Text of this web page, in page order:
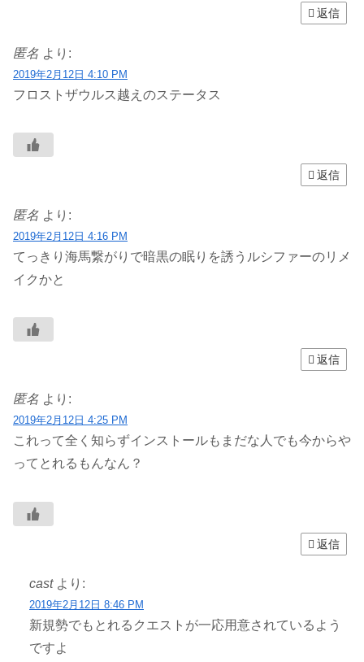
返信
匿名 より:
2019年2月12日 4:10 PM
フロストザウルス越えのステータス
返信
匿名 より:
2019年2月12日 4:16 PM
てっきり海馬繋がりで暗黒の眠りを誘うルシファーのリメ
イクかと
返信
匿名 より:
2019年2月12日 4:25 PM
これって全く知らずインストールもまだな人でも今からや
ってとれるもんなん？
返信
cast より:
2019年2月12日 8:46 PM
新規勢でもとれるクエストが一応用意されているよう
ですよ